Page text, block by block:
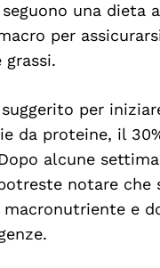
seguono una
per
per
da proteine, il
alcune
notare che
e